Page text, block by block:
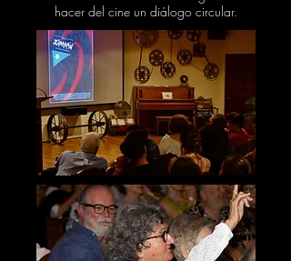
hacer del cine un diálogo circular.